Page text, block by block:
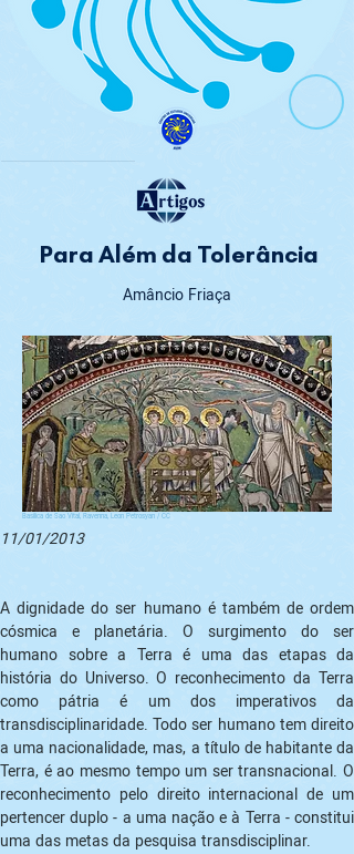
Para Além da Tolerância
Amâncio Friaça
Basilica de Sao Vital, Ravenna, Leon Petrosyan / CC
11/01/2013
A dignidade do ser humano é também de ordem
cósmica e planetária. O surgimento do ser
humano sobre a Terra é uma das etapas da
história do Universo. O reconhecimento da Terra
como pátria é um dos imperativos da
transdisciplinaridade. Todo ser humano tem direito
a uma nacionalidade, mas, a título de habitante da
Terra, é ao mesmo tempo um ser transnacional. O
reconhecimento pelo direito internacional de um
pertencer duplo - a uma nação e à Terra - constitui
uma das metas da pesquisa transdisciplinar.